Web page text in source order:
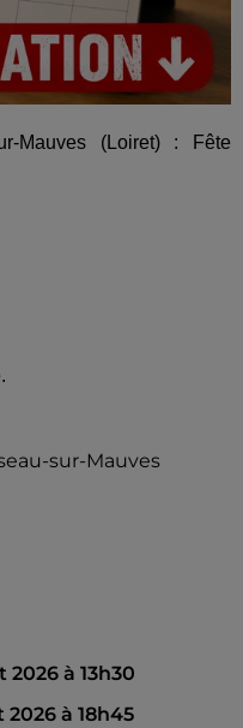
Mauves (Loiret) : Fête
sur-Mauves
2026 à 13h30
à 18h45